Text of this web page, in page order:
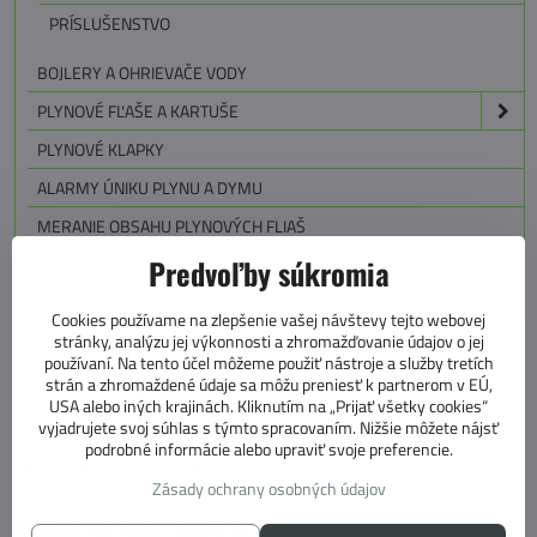
PRÍSLUŠENSTVO
BOJLERY A OHRIEVAČE VODY
PLYNOVÉ FĽAŠE A KARTUŠE
PLYNOVÉ KLAPKY
ALARMY ÚNIKU PLYNU A DYMU
MERANIE OBSAHU PLYNOVÝCH FLIAŠ
HASIACE PRÍSTROJE PRE KARAVANY
CHLADENIE V KARAVANOCH
VODA A WC V KARAVANOCH
ELEKTRO V KARAVANE
KONŠTRUKCIA A TECHNIKA KARAVANU
Predvoľby súkromia
Cookies používame na zlepšenie vašej návštevy tejto webovej
stránky, analýzu jej výkonnosti a zhromažďovanie údajov o jej
používaní. Na tento účel môžeme použiť nástroje a služby tretích
strán a zhromaždené údaje sa môžu preniesť k partnerom v EÚ,
USA alebo iných krajinách. Kliknutím na „Prijať všetky cookies“
vyjadrujete svoj súhlas s týmto spracovaním. Nižšie môžete nájsť
podrobné informácie alebo upraviť svoje preferencie.
Zásady ochrany osobných údajov